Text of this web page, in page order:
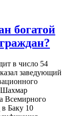
богатой
в число 54
заведующий
Шахмар
Всемирного
в Баку 10